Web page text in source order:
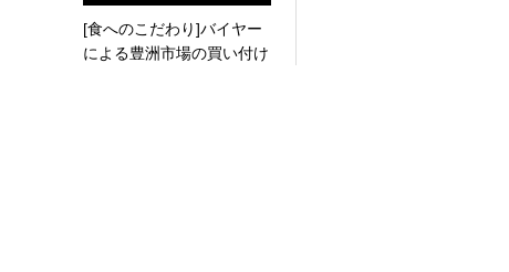
[食へのこだわり]バイヤー
による豊洲市場の買い付け